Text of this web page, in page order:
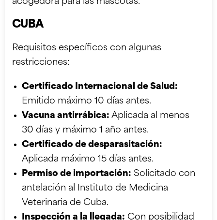
CUBA
Requisitos específicos con algunas
restricciones:
Certificado Internacional de Salud:
Emitido máximo 10 días antes.
Vacuna antirrábica: Aplicada al menos
30 días y máximo 1 año antes.
Certificado de desparasitación:
Aplicada máximo 15 días antes.
Permiso de importación: Solicitado con
antelación al Instituto de Medicina
Veterinaria de Cuba.
Inspección a la llegada: Con posibilidad